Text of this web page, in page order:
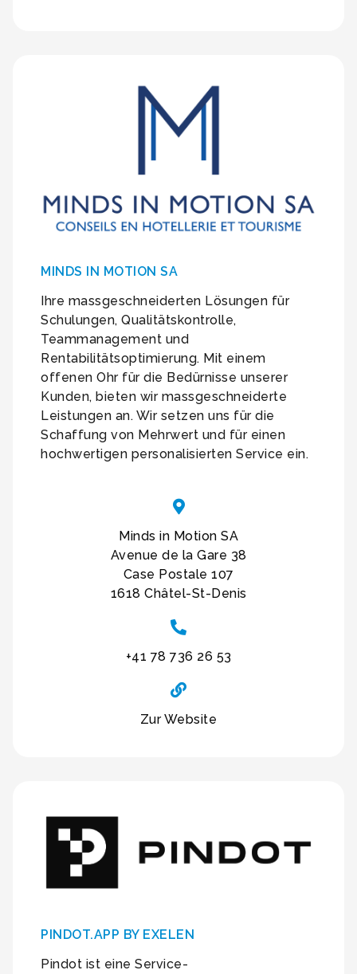
MINDS IN MOTION SA
Ihre massgeschneiderten Lösungen für
Schulungen, Qualitätskontrolle,
Teammanagement und
Rentabilitätsoptimierung. Mit einem
offenen Ohr für die Bedürnisse unserer
Kunden, bieten wir massgeschneiderte
Leistungen an. Wir setzen uns für die
Schaffung von Mehrwert und für einen
hochwertigen personalisierten Service ein.
Minds in Motion SA
Avenue de la Gare 38
Case Postale 107
1618 Châtel-St-Denis
+41 78 736 26 53
Zur Website
PINDOT.APP BY EXELEN
Pindot ist eine Service-